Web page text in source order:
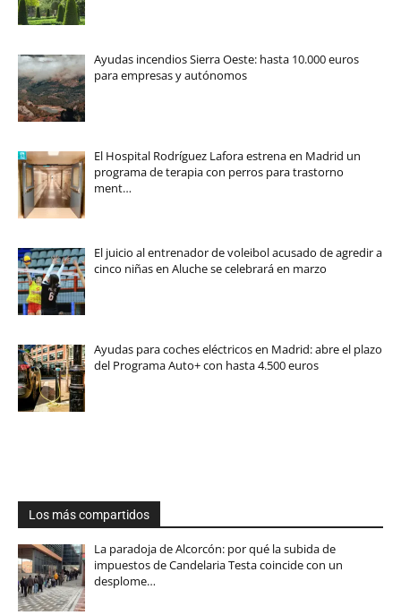
Ayudas incendios Sierra Oeste: hasta 10.000 euros
para empresas y autónomos
El Hospital Rodríguez Lafora estrena en Madrid un
programa de terapia con perros para trastorno
ment…
El juicio al entrenador de voleibol acusado de agredir a
cinco niñas en Aluche se celebrará en marzo
Ayudas para coches eléctricos en Madrid: abre el plazo
del Programa Auto+ con hasta 4.500 euros
Los más compartidos
La paradoja de Alcorcón: por qué la subida de
impuestos de Candelaria Testa coincide con un
desplome…